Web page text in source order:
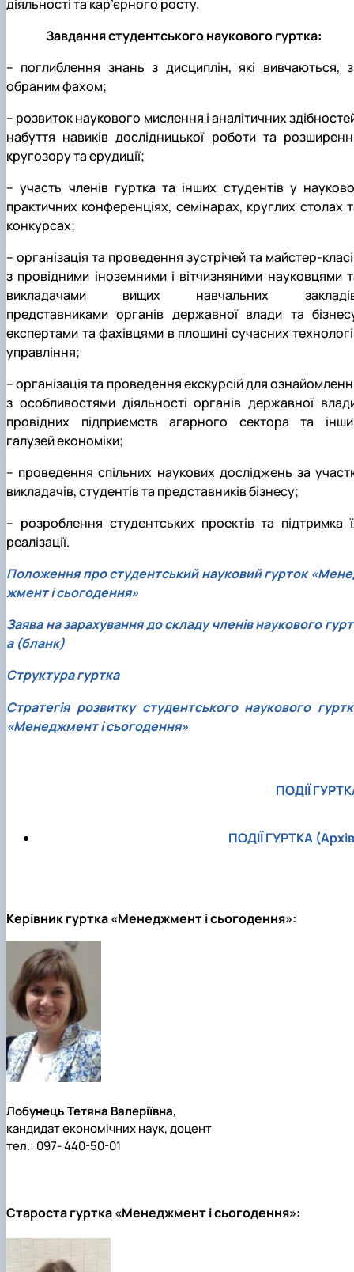
діяльності та кар’єрного росту.
Завдання студентського наукового гуртка:
– поглиблення знань з дисциплін, які вивчаються,
обраним фахом;
– розвиток наукового мислення і аналітичних
набуття навиків дослідницької роботи та
кругозору та ерудиції;
– участь членів гуртка та інших студентів у
практичних конференціях, семінарах, круглих столах
конкурсах;
– організація та проведення зустрічей та майстер-
з провідними іноземними і вітчизняними науковцями
викладачами вищих навчальних
представниками органів державної влади та
експертами та фахівцями в площині сучасних
управління;
– організація та проведення екскурсій для
з особливостями діяльності органів державної
провідних підприємств агарного сектора та
галузей економіки;
– проведення спільних наукових досліджень за
викладачів, студентів та представників бізнесу;
– розроблення студентських проектів та підтримка
реалізації.
Положення про студентський науковий гурток
жмент і сьогодення»
Заява на зарахування до складу членів наукового
а (бланк)
Структура гуртка
Стратегія розвитку студентського наукового
«Менеджмент і сьогодення»
ПОДІЇ
ПОДІЇ ГУРТКА
Керівник гуртка «Менеджмент і сьогодення»:
Лобунець Тетяна Валеріївна,
кандидат економічних наук, доцент
тел.: 097- 440-50-01
Староста гуртка «Менеджмент і сьогодення»: